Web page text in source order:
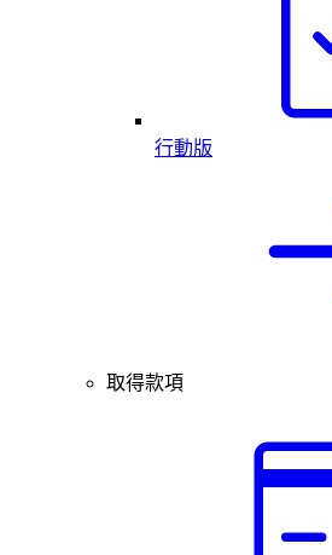
行動版
取得款項